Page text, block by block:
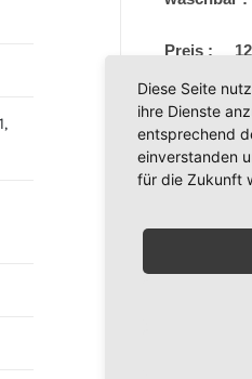
Preis :
Größe : ca
Für Ha-Ra
E-Mail :
Diese Seite
ihre Dienste
entsprechend
einverstanden
für die Zukunft